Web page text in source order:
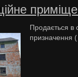
Продається в
призначення